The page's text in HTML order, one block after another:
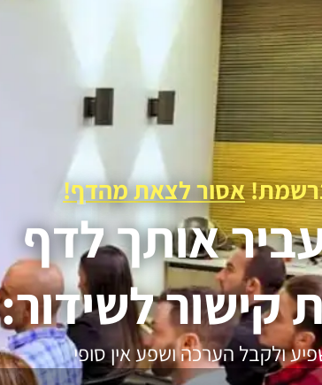
אסור לצאת מהדף!
אותך לדף
קישור לשידור:
ולקבל הערכה ושפע אין סופי